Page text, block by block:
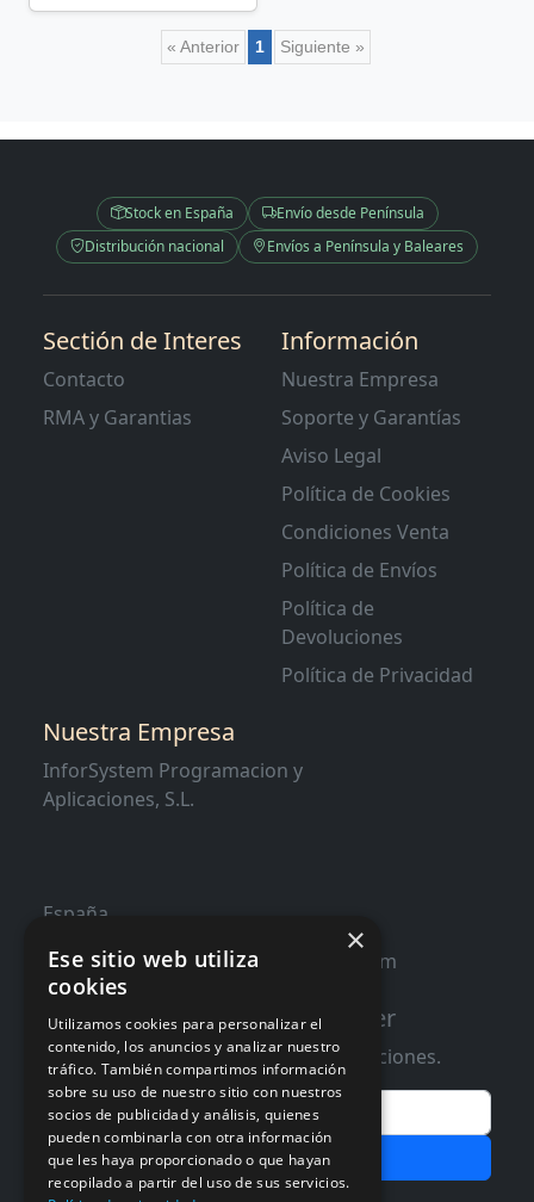
« Anterior 1 Siguiente »
Stock en España
Envío desde Península
Distribución nacional
Envíos a Península y Baleares
Sectión de Interes
Contacto
RMA y Garantias
Información
Nuestra Empresa
Soporte y Garantías
Aviso Legal
Política de Cookies
Condiciones Venta
Política de Envíos
Política de
Devoluciones
Política de Privacidad
Nuestra Empresa
InforSystem Programacion y
Aplicaciones, S.L.
España
contacto@distribucioninformatica.com
Suscribete a nuestro Newsletter
Te informaremos de ofertas y promociones.
Email
Subscribir
×
Ese sitio web utiliza
cookies
Utilizamos cookies para personalizar el
contenido, los anuncios y analizar nuestro
tráfico. También compartimos información
sobre su uso de nuestro sitio con nuestros
socios de publicidad y análisis, quienes
pueden combinarla con otra información
que les haya proporcionado o que hayan
recopilado a partir del uso de sus servicios.